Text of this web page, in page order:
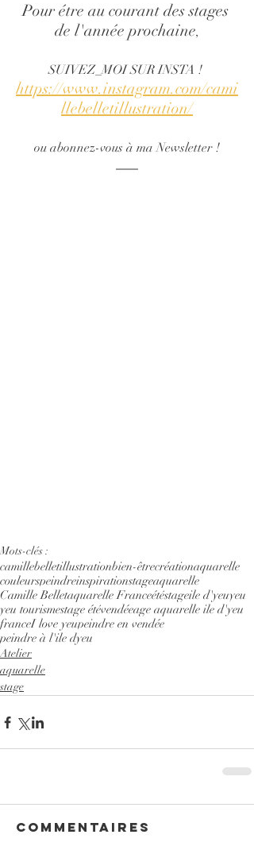
Pour étre au courant des stages
de l'année prochaine,
SUIVEZ_MOI SUR INSTA !
https://www.instagram.com/cami
llebelletillustration/
ou abonnez-vous à ma Newsletter !
Mots-clés :
camillebelletillustrationbien-êtrecréationaquarelle
couleurspeindreinspirationstageaquarelle
Camille Belletaquarelle Franceétéstageile d'yeuyeu
yeu tourismestage étévendéeage aquarelle ile d'yeu
franceI love yeupeindre en vendée
peindre à l'ile dyeu
Atelier
aquarelle
stage
Commentaires